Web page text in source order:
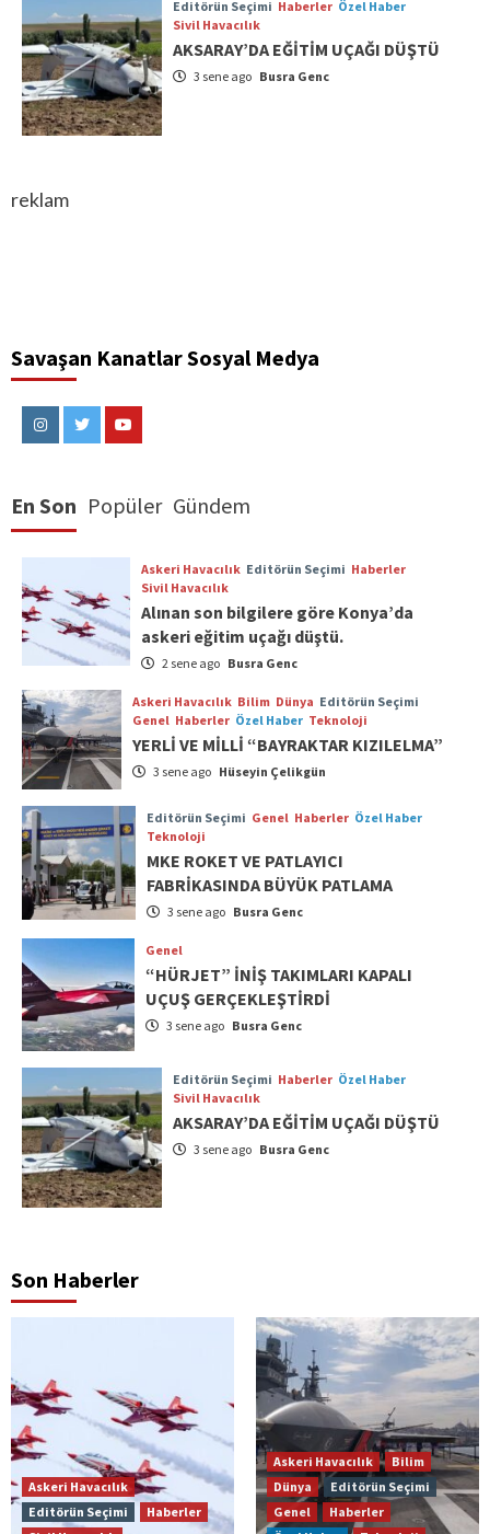
Editörün Seçimi Haberler Özel Haber
Sivil Havacılık
AKSARAY’DA EĞİTİM UÇAĞI DÜŞTÜ
3 sene ago Busra Genc
reklam
Savaşan Kanatlar Sosyal Medya
InstagramTwitterYoutube
En Son Popüler Gündem
Askeri Havacılık Editörün Seçimi Haberler
Sivil Havacılık
Alınan son bilgilere göre Konya’da
askeri eğitim uçağı düştü.
2 sene ago Busra Genc
Askeri Havacılık Bilim Dünya Editörün Seçimi
Genel Haberler Özel Haber Teknoloji
YERLİ VE MİLLİ “BAYRAKTAR KIZILELMA”
3 sene ago Hüseyin Çelikgün
Editörün Seçimi Genel Haberler Özel Haber
Teknoloji
MKE ROKET VE PATLAYICI
FABRİKASINDA BÜYÜK PATLAMA
3 sene ago Busra Genc
Genel
“HÜRJET” İNİŞ TAKIMLARI KAPALI
UÇUŞ GERÇEKLEŞTİRDİ
3 sene ago Busra Genc
Editörün Seçimi Haberler Özel Haber
Sivil Havacılık
AKSARAY’DA EĞİTİM UÇAĞI DÜŞTÜ
3 sene ago Busra Genc
Son Haberler
Askeri Havacılık
Editörün Seçimi
Haberler
Askeri Havacılık
Bilim
Dünya
Editörün Seçimi
Genel
Haberler